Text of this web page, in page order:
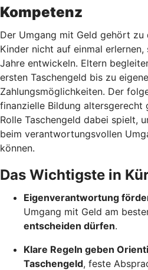
Kompetenz
Der Umgang mit Geld gehört zu
Kinder nicht auf einmal
Jahre entwickeln. Eltern
ersten Taschengeld bis zu
Zahlungsmöglichkeiten. Der
finanzielle Bildung altersgerecht
Rolle Taschengeld dabei spielt,
beim verantwortungsvollen
können.
Das Wichtigste in
Eigenverantwortung
Umgang mit Geld am
entscheiden dürfen.
Klare Regeln geben
Taschengeld, feste